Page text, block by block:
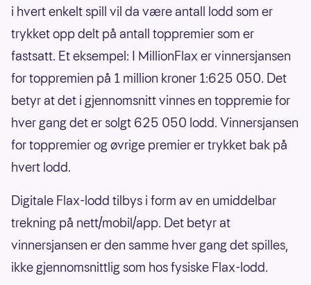
i hvert enkelt spill vil da være antall lodd som er
trykket opp delt på antall toppremier som er
fastsatt. Et eksempel: I MillionFlax er vinnersjansen
for toppremien på 1 million kroner 1:625 050. Det
betyr at det i gjennomsnitt vinnes en toppremie for
hver gang det er solgt 625 050 lodd. Vinnersjansen
for toppremier og øvrige premier er trykket bak på
hvert lodd.
Digitale Flax-lodd tilbys i form av en umiddelbar
trekning på nett/mobil/app. Det betyr at
vinnersjansen er den samme hver gang det spilles,
ikke gjennomsnittlig som hos fysiske Flax-lodd.